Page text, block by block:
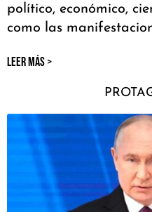
político, económico,
como las
LEER MÁS >